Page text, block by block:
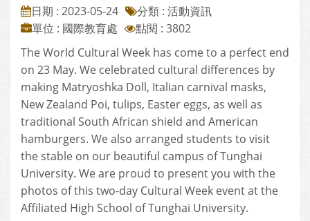
日期 : 2023-05-24
分類 : 活動資訊
單位 : 國際教育處
點閱 : 3802
The World Cultural Week has come to a perfect end
on 23 May. We celebrated cultural differences by
making Matryoshka Doll, Italian carnival masks,
New Zealand Poi, tulips, Easter eggs, as well as
traditional South African shield and American
hamburgers. We also arranged students to visit
the stable on our beautiful campus of Tunghai
University. We are proud to present you with the
photos of this two-day Cultural Week event at the
Affiliated High School of Tunghai University.